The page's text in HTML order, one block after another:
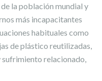
la población mundial y
más incapacitantes
habituales como
de plástico reutilizadas,
sufrimiento relacionado,